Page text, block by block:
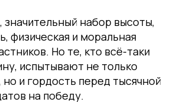
значительный набор высоты,
физическая и моральная
Но те, кто всё-таки
испытывают не только
но и гордость перед тысячной
на победу.